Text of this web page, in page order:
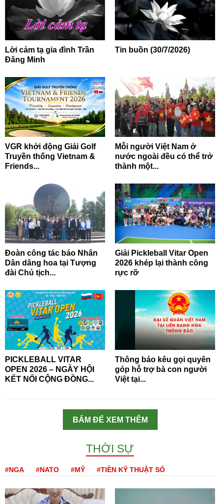
Lời cảm tạ gia đình Trần
Đăng Minh
Tin buồn (30/7/2026)
VGR khởi động Giải Golf
Truyền thống Vietnam &
Friends...
Mỗi người Việt Nam ở
nước ngoài đều có thể trở
thành một...
Đoàn công tác báo Nhân
Dân dâng hoa tại Tượng
đài Chủ tịch...
Giải Pickleball Vitar Open
2026 khép lại thành công
rực rỡ
PICKLEBALL VITAR
OPEN 2026 – NGÀY HỘI
KẾT NỐI CỘNG ĐỒNG...
Thông báo kêu gọi quyên
góp hỗ trợ bà con người
Việt tại...
BẤM ĐỂ XEM THÊM
THỜI SỰ
#NGA #NATO #MỸ #TIỀN KỸ THUẬT SỐ